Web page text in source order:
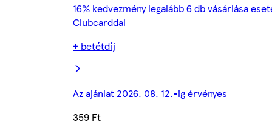
16% kedvezmény legalább 6 db vásárlása
Clubcarddal
+ betétdíj
Az ajánlat 2026. 08. 12.-ig érvényes
359 Ft